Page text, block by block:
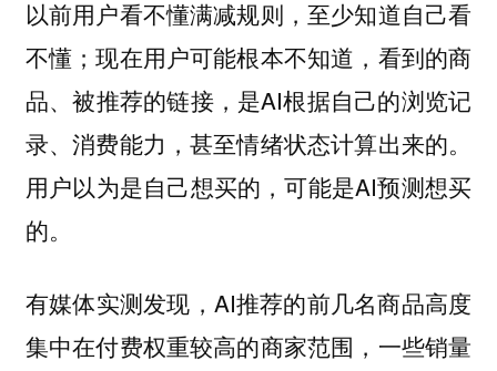
以前用户看不懂满减规则，至少知道自己看
不懂；现在用户可能根本不知道，看到的商
品、被推荐的链接，是AI根据自己的浏览记
录、消费能力，甚至情绪状态计算出来的。
用户以为是自己想买的，可能是AI预测想买
的。
有媒体实测发现，AI推荐的前几名商品高度
集中在付费权重较高的商家范围，一些销量